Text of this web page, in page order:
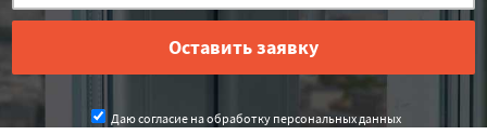
Даю согласие на обработку персональных данных